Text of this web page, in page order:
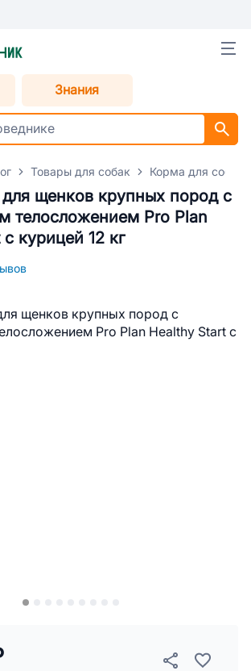
Знания
Товары для собак Корма для собак
щенков крупных пород с
телосложением Pro Plan
курицей 12 кг